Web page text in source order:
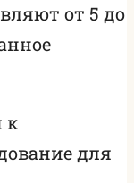
от 5 до
к
для